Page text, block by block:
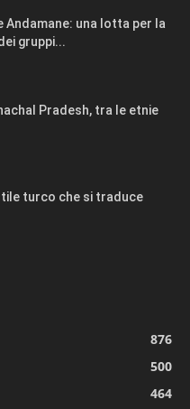
Andamane: una lotta per la
gruppi...
Pradesh, tra le etnie
turco che si traduce
876
500
464